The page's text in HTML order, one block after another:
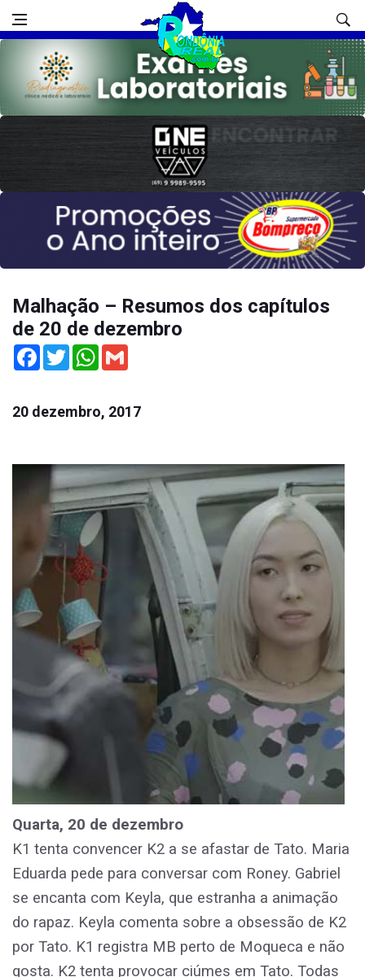
Malhação – Resumos dos capítulos
de 20 de dezembro
Facebook
TwitterWhatsApp
20 dezembro, 2017
Quarta, 20 de dezembro
K1 tenta convencer K2 a se afastar de Tato. Maria
Eduarda pede para conversar com Roney. Gabriel
se encanta com Keyla, que estranha a animação
do rapaz. Keyla comenta sobre a obsessão de K2
por Tato. K1 registra MB perto de Moqueca e não
gosta. K2 tenta provocar ciúmes em Tato. Todas